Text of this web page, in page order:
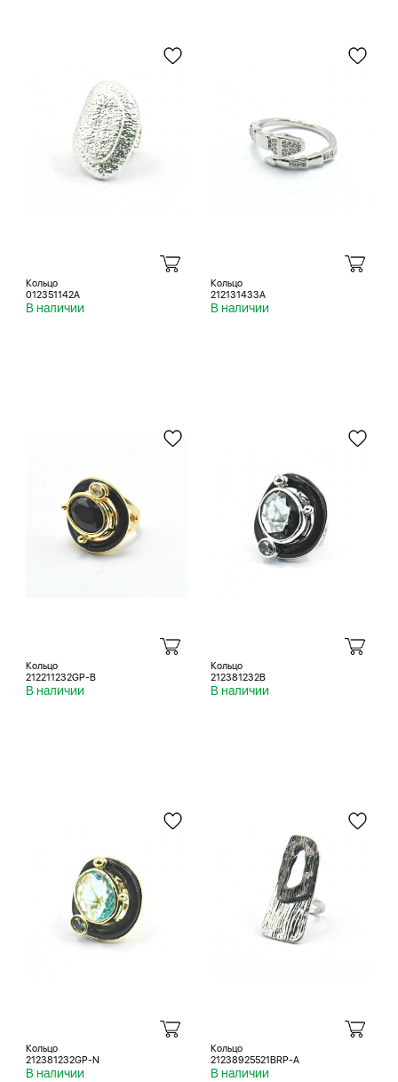
Кольцо
012351142A
В наличии
Кольцо
212131433A
В наличии
Кольцо
212211232GP-B
В наличии
Кольцо
212381232B
В наличии
Кольцо
212381232GP-N
В наличии
Кольцо
21238925521BRP-A
В наличии